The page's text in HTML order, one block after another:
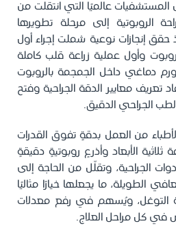
عالميًا التي انتقلت من
الروبوتية إلى مرحلة تطويرها
إنجازات نوعية شملت إجراء أول
وأول عملية زراعة قلب كاملة
دماغي داخل الجمجمة بالروبوت
تعريف معايير الدقة الجراحية وفتح
الجراحي الدقيق.
من العمل بدقةٍ تفوق القدرات
ثلاثية الأبعاد وأذرعٍ روبوتيةٍ دقيقةٍ
الجراحية، وتقلّل من الحاجة إلى
الطويلة، ما يجعلها خيارًا مثاليًا
التوغل، ويُسهم في رفع معدلات
في كل مراحل العلاج.